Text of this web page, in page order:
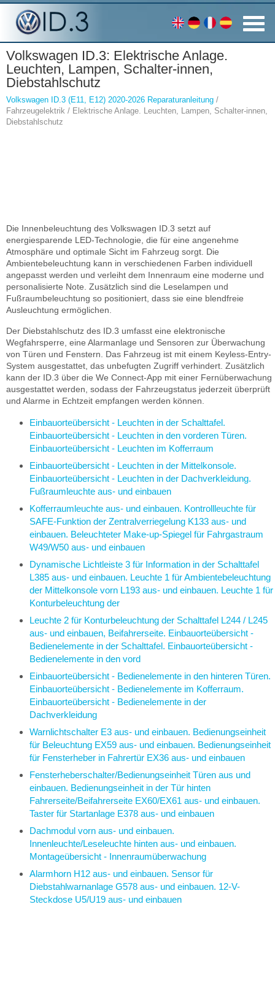
Volkswagen ID.3: Elektrische Anlage.
Leuchten, Lampen, Schalter-innen,
Diebstahlschutz
Volkswagen ID.3 (E11, E12) 2020-2026 Reparaturanleitung /
Fahrzeugelektrik / Elektrische Anlage. Leuchten, Lampen, Schalter-innen,
Diebstahlschutz
Die Innenbeleuchtung des Volkswagen ID.3 setzt auf
energiesparende LED-Technologie, die für eine angenehme
Atmosphäre und optimale Sicht im Fahrzeug sorgt. Die
Ambientebeleuchtung kann in verschiedenen Farben individuell
angepasst werden und verleiht dem Innenraum eine moderne und
personalisierte Note. Zusätzlich sind die Leselampen und
Fußraumbeleuchtung so positioniert, dass sie eine blendfreie
Ausleuchtung ermöglichen.
Der Diebstahlschutz des ID.3 umfasst eine elektronische
Wegfahrsperre, eine Alarmanlage und Sensoren zur Überwachung
von Türen und Fenstern. Das Fahrzeug ist mit einem Keyless-Entry-
System ausgestattet, das unbefugten Zugriff verhindert. Zusätzlich
kann der ID.3 über die We Connect-App mit einer Fernüberwachung
ausgestattet werden, sodass der Fahrzeugstatus jederzeit überprüft
und Alarme in Echtzeit empfangen werden können.
Einbauorteübersicht - Leuchten in der Schalttafel.
Einbauorteübersicht - Leuchten in den vorderen Türen.
Einbauorteübersicht - Leuchten im Kofferraum
Einbauorteübersicht - Leuchten in der Mittelkonsole.
Einbauorteübersicht - Leuchten in der Dachverkleidung.
Fußraumleuchte aus- und einbauen
Kofferraumleuchte aus- und einbauen. Kontrollleuchte für
SAFE-Funktion der Zentralverriegelung K133 aus- und
einbauen. Beleuchteter Make-up-Spiegel für Fahrgastraum
W49/W50 aus- und einbauen
Dynamische Lichtleiste 3 für Information in der Schalttafel
L385 aus- und einbauen. Leuchte 1 für Ambientebeleuchtung
der Mittelkonsole vorn L193 aus- und einbauen. Leuchte 1 für
Konturbeleuchtung der
Leuchte 2 für Konturbeleuchtung der Schalttafel L244 / L245
aus- und einbauen, Beifahrerseite. Einbauorteübersicht -
Bedienelemente in der Schalttafel. Einbauorteübersicht -
Bedienelemente in den vord
Einbauorteübersicht - Bedienelemente in den hinteren Türen.
Einbauorteübersicht - Bedienelemente im Kofferraum.
Einbauorteübersicht - Bedienelemente in der
Dachverkleidung
Warnlichtschalter E3 aus- und einbauen. Bedienungseinheit
für Beleuchtung EX59 aus- und einbauen. Bedienungseinheit
für Fensterheber in Fahrertür EX36 aus- und einbauen
Fensterheberschalter/Bedienungseinheit Türen aus und
einbauen. Bedienungseinheit in der Tür hinten
Fahrerseite/Beifahrerseite EX60/EX61 aus- und einbauen.
Taster für Startanlage E378 aus- und einbauen
Dachmodul vorn aus- und einbauen.
Innenleuchte/Leseleuchte hinten aus- und einbauen.
Montageübersicht - Innenraumüberwachung
Alarmhorn H12 aus- und einbauen. Sensor für
Diebstahlwarnanlage G578 aus- und einbauen. 12-V-
Steckdose U5/U19 aus- und einbauen